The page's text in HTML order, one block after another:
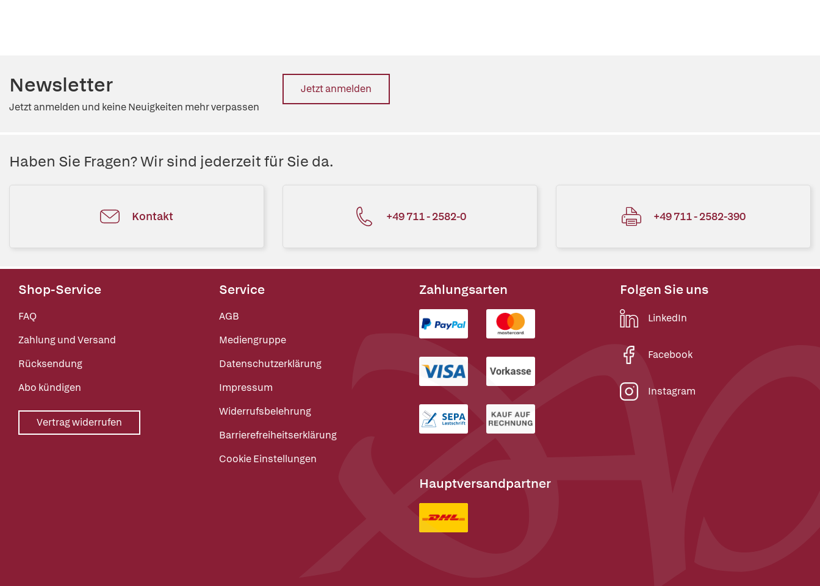
Newsletter
Jetzt anmelden und keine Neuigkeiten mehr verpassen
Jetzt anmelden
Haben Sie Fragen? Wir sind jederzeit für Sie da.
Kontakt +49 711 - 2582-0 +49 711 - 2582-390
Shop-Service
FAQ
Zahlung und Versand
Rücksendung
Abo kündigen
Vertrag widerrufen
Service
AGB
Mediengruppe
Datenschutzerklärung
Impressum
Widerrufsbelehrung
Barrierefreiheitserklärung
Cookie Einstellungen
Zahlungsarten
Hauptversandpartner
Folgen Sie uns
LinkedIn
Facebook
Instagram